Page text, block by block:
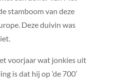
stamboom van deze
Deze duivin was
voorjaar wat jonkies uit
is dat hij op ‘de 700’